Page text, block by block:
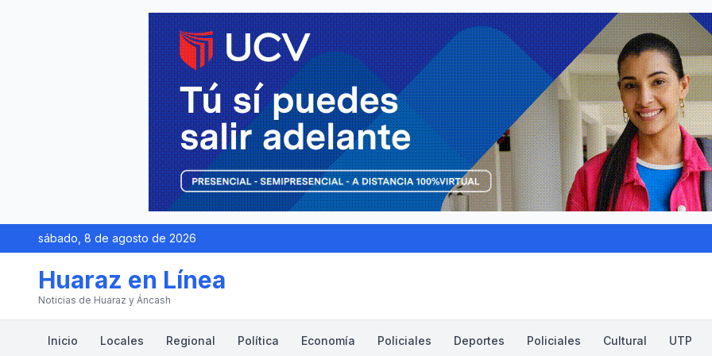
sábado, 8 de agosto de 2026
Huaraz en Línea
Noticias de Huaraz y Áncash
Inicio Locales Regional Política Economía Policiales Deportes Policiales Cultural UTP